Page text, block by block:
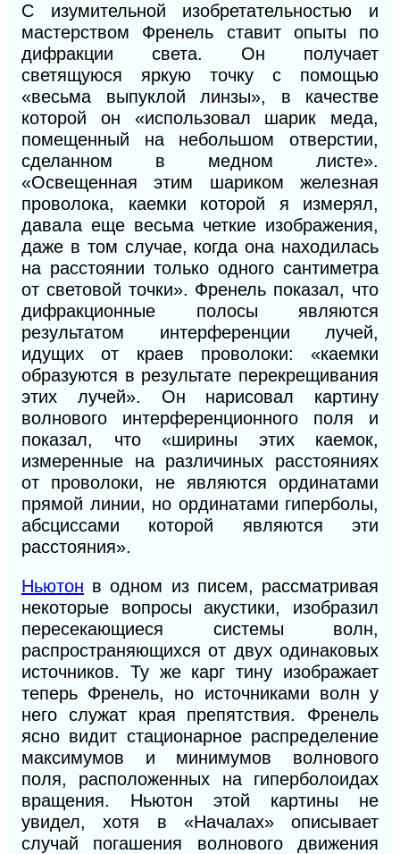
С изумительной изобретательностью и
мастерством Френель ставит опыты по
дифракции света. Он получает
светящуюся яркую точку с помощью
«весьма выпуклой линзы», в качестве
которой он «использовал шарик меда,
помещенный на небольшом отверстии,
сделанном в медном листе».
«Освещенная этим шариком железная
проволока, каемки которой я измерял,
давала еще весьма четкие изображения,
даже в том случае, когда она находилась
на расстоянии только одного сантиметра
от световой точки». Френель показал, что
дифракционные полосы являются
результатом интерференции лучей,
идущих от краев проволоки: «каемки
образуются в результате перекрещивания
этих лучей». Он нарисовал картину
волнового интерференционного поля и
показал, что «ширины этих каемок,
измеренные на различиных расстояниях
от проволоки, не являются ординатами
прямой линии, но ординатами гиперболы,
абсциссами которой являются эти
расстояния».
Ньютон в одном из писем, рассматривая
некоторые вопросы акустики, изобразил
пересекающиеся системы волн,
распространяющихся от двух одинаковых
источников. Ту же карг тину изображает
теперь Френель, но источниками волн у
него служат края препятствия. Френель
ясно видит стационарное распределение
максимумов и минимумов волнового
поля, расположенных на гиперболоидах
вращения. Ньютон этой картины не
увидел, хотя в «Началах» описывает
случай погашения волнового движения